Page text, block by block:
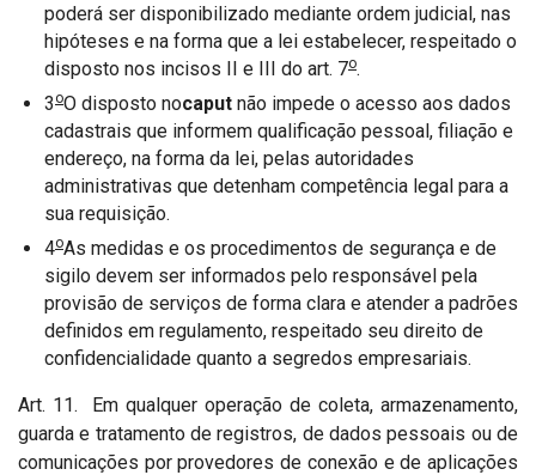
poderá ser disponibilizado mediante ordem judicial, nas
hipóteses e na forma que a lei estabelecer, respeitado o
disposto nos incisos II e III do art. 7o.
3 oO disposto nocaput não impede o acesso aos dados
cadastrais que informem qualificação pessoal, filiação e
endereço, na forma da lei, pelas autoridades
administrativas que detenham competência legal para a
sua requisição.
4oAs medidas e os procedimentos de segurança e de
sigilo devem ser informados pelo responsável pela
provisão de serviços de forma clara e atender a padrões
definidos em regulamento, respeitado seu direito de
confidencialidade quanto a segredos empresariais.
Art. 11. Em qualquer operação de coleta, armazenamento,
guarda e tratamento de registros, de dados pessoais ou de
comunicações por provedores de conexão e de aplicações